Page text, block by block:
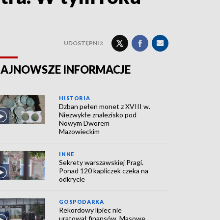
UDOSTĘPNIJ:
INFORMACJE
HISTORIA
Dzban pełen monet z XVIII w.
Niezwykłe znalezisko pod
Nowym Dworem
Mazowieckim
INNE
Sekrety warszawskiej Pragi.
Ponad 120 kapliczek czeka na
odkrycie
GOSPODARKA
Rekordowy lipiec nie
uratował finansów. Masowe